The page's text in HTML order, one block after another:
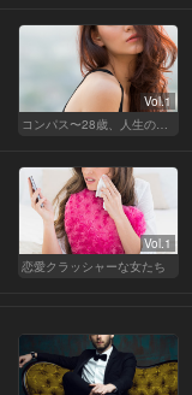
Vol.1
Vol.1
恋愛クラッシャーな女たち